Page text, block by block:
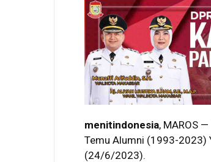
menitindonesia, MAROS
Temu Alumni (1993-2023)
(24/6/2023).